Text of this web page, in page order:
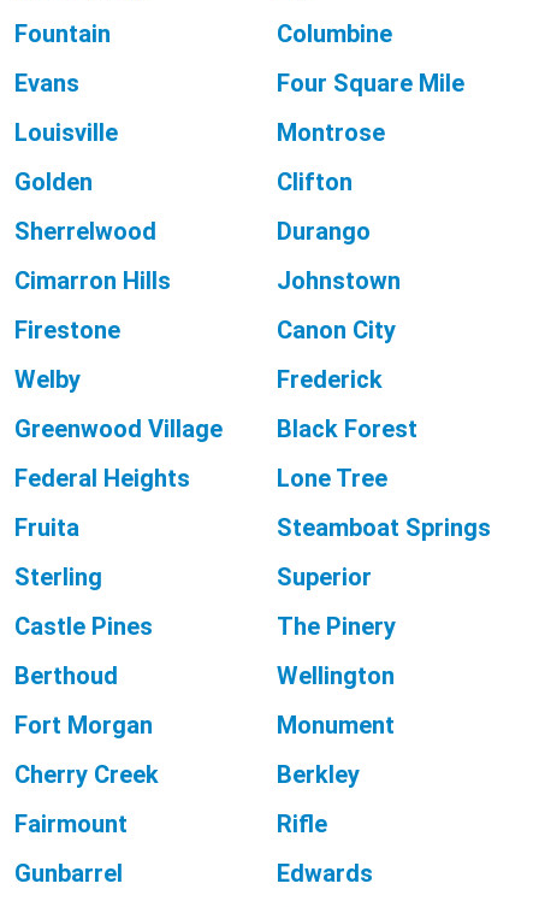
Fountain
Columbine
Evans
Four Square Mile
Louisville
Montrose
Golden
Clifton
Sherrelwood
Durango
Cimarron Hills
Johnstown
Firestone
Canon City
Welby
Frederick
Greenwood Village
Black Forest
Federal Heights
Lone Tree
Fruita
Steamboat Springs
Sterling
Superior
Castle Pines
The Pinery
Berthoud
Wellington
Fort Morgan
Monument
Cherry Creek
Berkley
Fairmount
Rifle
Gunbarrel
Edwards